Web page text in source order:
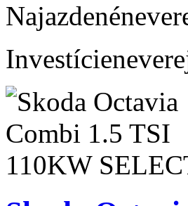
Najazdené
Investície